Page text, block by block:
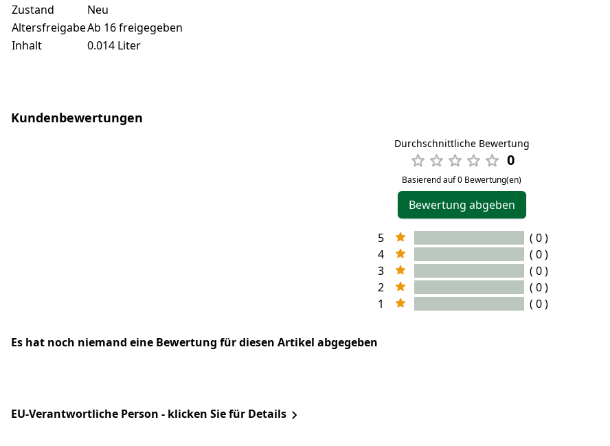
Zustand
Neu
AltersfreigabeAb 16 freigegeben
Inhalt
0.014 Liter
Kundenbewertungen
Durchschnittliche Bewertung
0
Basierend auf 0 Bewertung(en)
Bewertung abgeben
5
( 0 )
4
( 0 )
3
( 0 )
2
( 0 )
1
( 0 )
Es hat noch niemand eine Bewertung für diesen Artikel abgegeben
EU-Verantwortliche Person - klicken Sie für Details